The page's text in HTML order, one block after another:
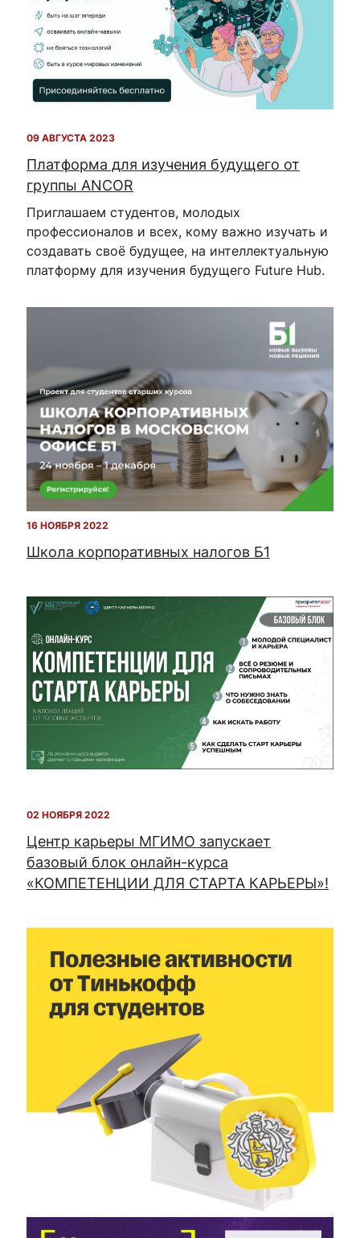
09 АВГУСТА 2023
Платформа для изучения будущего от
группы ANCOR
Приглашаем студентов, молодых
профессионалов и всех, кому важно изучать и
создавать своё будущее, на интеллектуальную
платформу для изучения будущего Future Hub.
16 НОЯБРЯ 2022
Школа корпоративных налогов Б1
02 НОЯБРЯ 2022
Центр карьеры МГИМО запускает
базовый блок онлайн-курса
«КОМПЕТЕНЦИИ ДЛЯ СТАРТА КАРЬЕРЫ»!